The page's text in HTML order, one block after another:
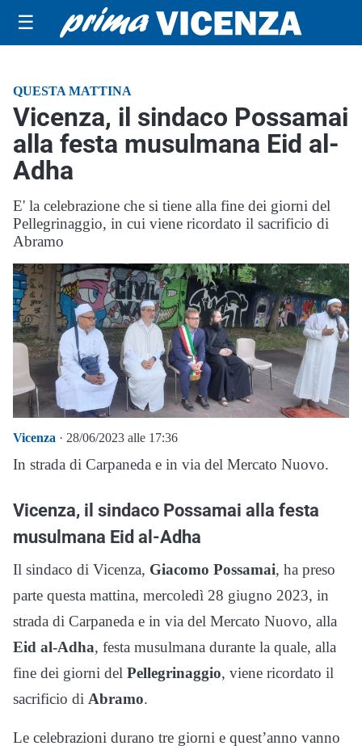
☰
QUESTA MATTINA
Vicenza, il sindaco Possamai
alla festa musulmana Eid al-
Adha
E' la celebrazione che si tiene alla fine dei giorni del
Pellegrinaggio, in cui viene ricordato il sacrificio di
Abramo
Vicenza · 28/06/2023 alle 17:36
In strada di Carpaneda e in via del Mercato Nuovo.
Vicenza, il sindaco Possamai alla festa
musulmana Eid al-Adha
Il sindaco di Vicenza, Giacomo Possamai, ha preso
parte questa mattina, mercoledì 28 giugno 2023, in
strada di Carpaneda e in via del Mercato Nuovo, alla
Eid al-Adha, festa musulmana durante la quale, alla
fine dei giorni del Pellegrinaggio, viene ricordato il
sacrificio di Abramo.
Le celebrazioni durano tre giorni e quest’anno vanno